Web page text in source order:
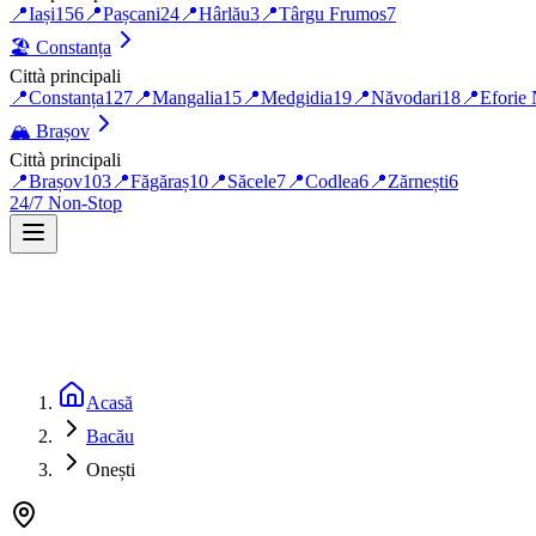
📍Iași156 📍Pașcani24 📍Hârlău3 📍Târgu Frumos7
🏖️ Constanța
Città principali
📍Constanța127 📍Mangalia15 📍Medgidia19 📍Năvodari18 📍Eforie
🏔️ Brașov
Città principali
📍Brașov103 📍Făgăraș10 📍Săcele7 📍Codlea6 📍Zărnești6
24/7 Non-Stop
Acasă
Bacău
Onești